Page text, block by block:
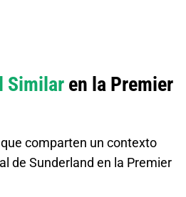
Similar en la Premier
comparten un contexto
de Sunderland en la Premier